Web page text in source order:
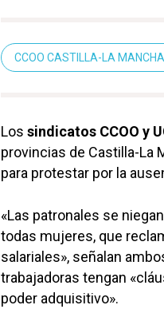
CCOO CASTILLA-LA MANCHA
Los sindicatos CCOO y
provincias de Castilla-La
para protestar por la
«Las patronales se
todas mujeres, que
salariales», señalan
trabajadoras tengan
poder adquisitivo».